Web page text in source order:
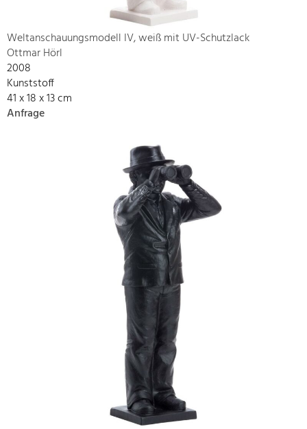
Weltanschauungsmodell IV, weiß mit UV-Schutzlack
Ottmar Hörl
2008
Kunststoff
41 x 18 x 13 cm
Anfrage